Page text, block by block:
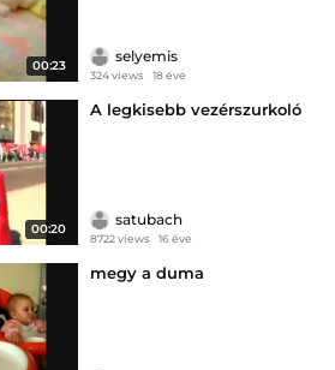
00:23
selyemis
324 views 18 éve
00:20
A legkisebb vezérszurkoló
satubach
8722 views 16 éve
megy a duma